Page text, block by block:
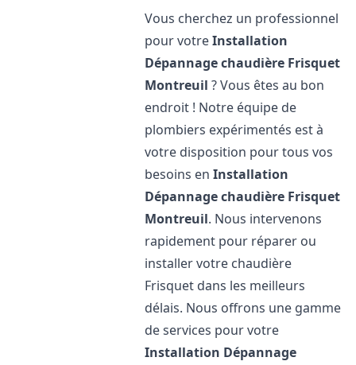
Vous cherchez un professionnel
pour votreInstallation
Dépannage chaudière Frisquet
Montreuil ? Vous êtes au bon
endroit ! Notre équipe de
plombiers expérimentés est à
votre disposition pour tous vos
besoins enInstallation
Dépannage chaudière Frisquet
Montreuil. Nous intervenons
rapidement pour réparer ou
installer votre chaudière
Frisquet dans les meilleurs
délais. Nous offrons une gamme
de services pour votre
Installation Dépannage